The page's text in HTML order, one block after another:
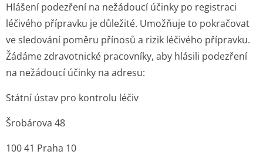
Hlášení podezření na nežádoucí účinky po registraci
léčivého přípravku je důležité. Umožňuje to pokračovat
ve sledování poměru přínosů a rizik léčivého přípravku.
Žádáme zdravotnické pracovníky, aby hlásili podezření
na nežádoucí účinky na adresu:
Státní ústav pro kontrolu léčiv
Šrobárova 48
100 41 Praha 10